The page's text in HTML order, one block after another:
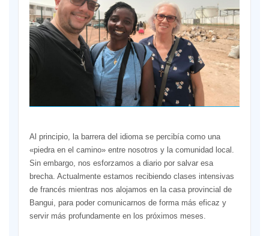
Al principio, la barrera del idioma se percibía como una
«piedra en el camino» entre nosotros y la comunidad local.
Sin embargo, nos esforzamos a diario por salvar esa
brecha. Actualmente estamos recibiendo clases intensivas
de francés mientras nos alojamos en la casa provincial de
Bangui, para poder comunicarnos de forma más eficaz y
servir más profundamente en los próximos meses.